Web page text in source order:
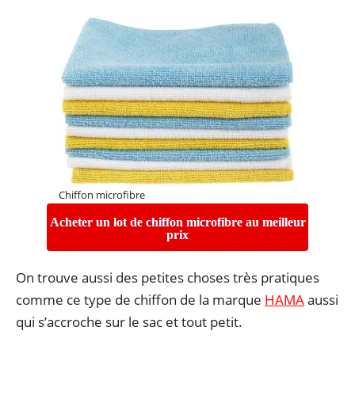
Chiffon microfibre
Acheter un lot de chiffon microfibre au meilleur
prix
On trouve aussi des petites choses très pratiques
comme ce type de chiffon de la marque HAMAaussi
qui s’accroche sur le sac et tout petit.